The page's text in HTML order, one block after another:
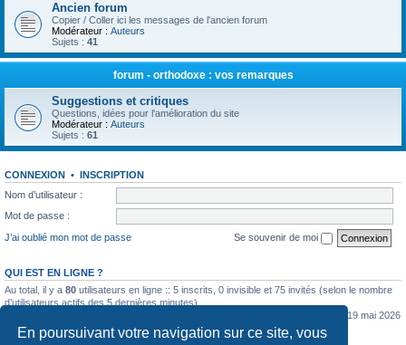
En poursuivant votre navigation sur ce site, vous
Ancien forum
Copier / Coller ici les messages de l'ancien forum
Modérateur : Auteurs
Sujets : 41
forum - orthodoxe : vos remarques
Suggestions et critiques
Questions, idées pour l'amélioration du site
Modérateur : Auteurs
Sujets : 61
CONNEXION • INSCRIPTION
Nom d’utilisateur :
Mot de passe :
J’ai oublié mon mot de passe
Se souvenir de moi
QUI EST EN LIGNE ?
Au total, il y a 80 utilisateurs en ligne :: 5 inscrits, 0 invisible et 75 invités (selon le nombre
d’utilisateurs actifs des 5 dernières minutes)
le mar. 19 mai 2026
0:07